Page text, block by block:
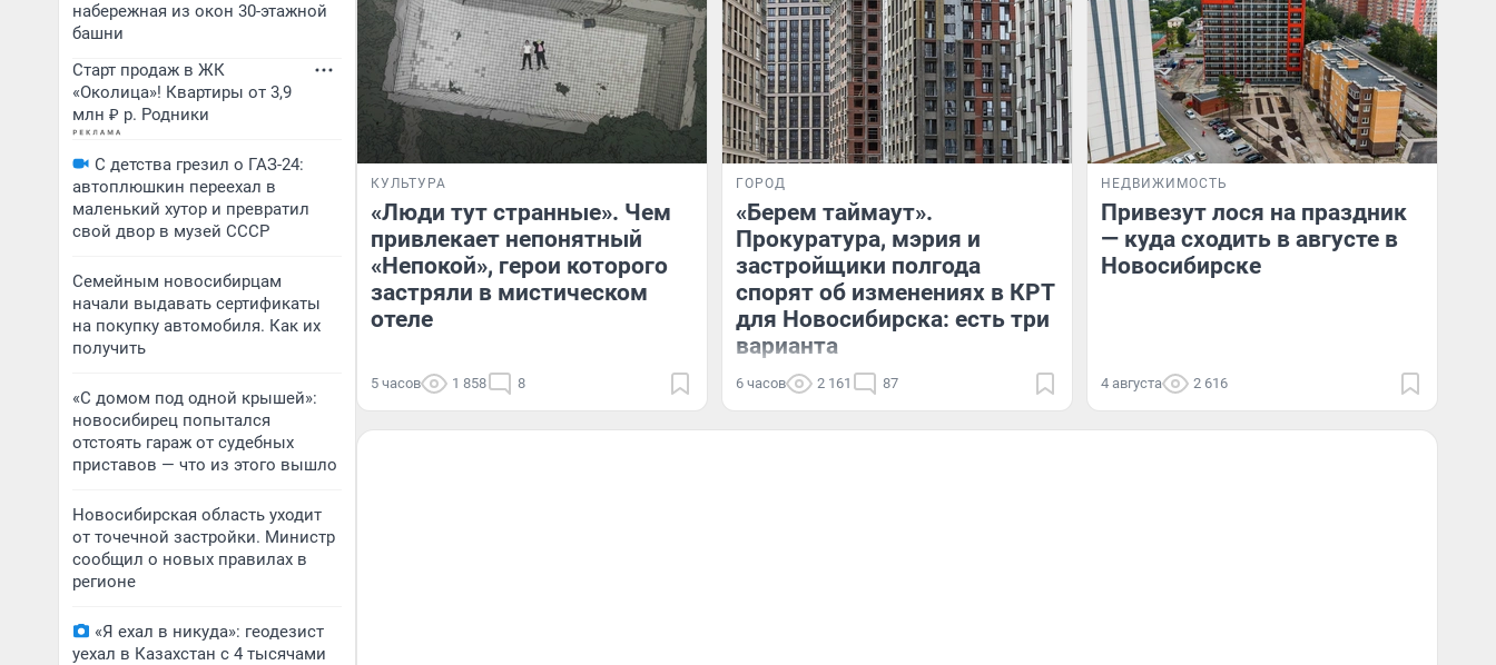
набережная из окон 30-этажной
башни
Старт продаж в ЖК
«Околица»! Квартиры от 3,9
млн ₽ р. Родники
С детства грезил о ГАЗ-24:
автоплюшкин переехал в
маленький хутор и превратил
свой двор в музей СССР
Семейным новосибирцам
начали выдавать сертификаты
на покупку автомобиля. Как их
получить
«С домом под одной крышей»:
новосибирец попытался
отстоять гараж от судебных
приставов — что из этого вышло
Новосибирская область уходит
от точечной застройки. Министр
сообщил о новых правилах в
регионе
«Я ехал в никуда»: геодезист
уехал в Казахстан с 4 тысячами
КУЛЬТУРА
«Люди тут странные». Чем
привлекает непонятный
«Непокой», герои которого
застряли в мистическом
отеле
5 часов 1 858 8
ГОРОД
«Берем таймаут».
Прокуратура, мэрия и
застройщики полгода
спорят об изменениях в КРТ
для Новосибирска: есть три
варианта
6 часов 2 161 87
НЕДВИЖИМОСТЬ
Привезут лося на праздник
— куда сходить в августе в
Новосибирске
4 августа 2 616